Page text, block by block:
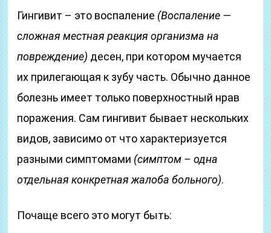
Гингивит – это воспаление (Воспаление —
сложная местная реакция организма на
повреждение) десен, при котором мучается
их прилегающая к зубу часть. Обычно данное
болезнь имеет только поверхностный нрав
поражения. Сам гингивит бывает нескольких
видов, зависимо от что характеризуется
разными симптомами (симптом – одна
отдельная конкретная жалоба больного).
Почаще всего это могут быть: